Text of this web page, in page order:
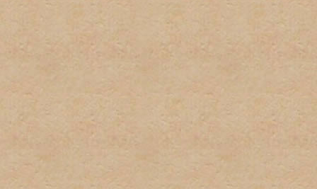
7. Se tratará de poner
deberá tomar el tiempo
descripciones de los
puestos en las áreas
preguntas, asi como los